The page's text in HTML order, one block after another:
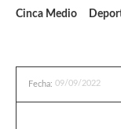
Cinca Medio
Fecha: 09/09/2022